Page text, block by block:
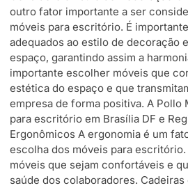
outro fator importante a ser
móveis para escritório. É
adequados ao estilo de decoração
espaço, garantindo assim a
importante escolher móveis que
estética do espaço e que
empresa de forma positiva. A Pollo
para escritório em Brasília DF e
Ergonômicos A ergonomia é um
escolha dos móveis para
móveis que sejam confortáveis e
saúde dos colaboradores.